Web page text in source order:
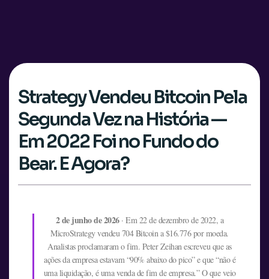
Strategy Vendeu Bitcoin Pela
Segunda Vez na História —
Em 2022 Foi no Fundo do
Bear. E Agora?
2 de junho de 2026· Em 22 de dezembro de 2022, a
MicroStrategy vendeu 704 Bitcoin a $16.776 por moeda.
Analistas proclamaram o fim. Peter Zeihan escreveu que as
ações da empresa estavam “90% abaixo do pico” e que “não é
uma liquidação, é uma venda de fim de empresa.” O que veio